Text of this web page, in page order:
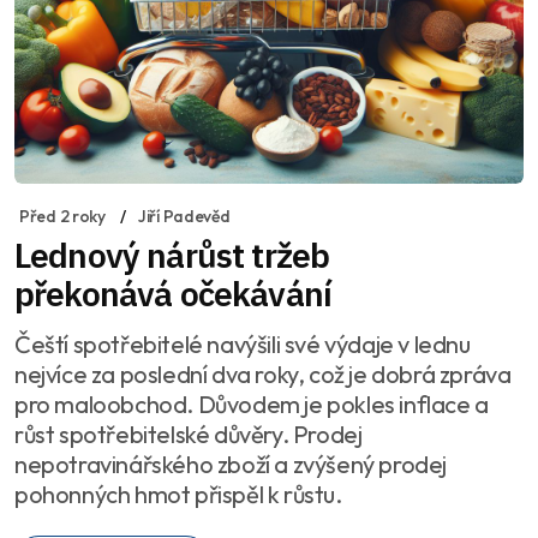
Před 2 roky Jiří Padevěd
Lednový nárůst tržeb
překonává očekávání
Čeští spotřebitelé navýšili své výdaje v lednu
nejvíce za poslední dva roky, což je dobrá zpráva
pro maloobchod. Důvodem je pokles inflace a
růst spotřebitelské důvěry. Prodej
nepotravinářského zboží a zvýšený prodej
pohonných hmot přispěl k růstu.